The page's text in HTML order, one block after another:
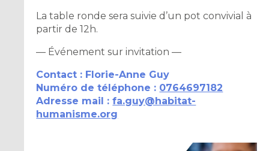
La table ronde sera suivie d’un pot convivial à
partir de 12h.
— Événement sur invitation —
Contact : Florie-Anne Guy
Numéro de téléphone : 0764697182
Adresse mail :fa.guy@habitat-
humanisme.org